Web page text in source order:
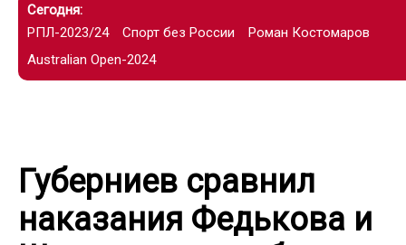
Сегодня:
РПЛ-2023/24
Спорт без России
Роман Костомаров
Australian Open-2024
Губерниев сравнил
наказания Федькова и